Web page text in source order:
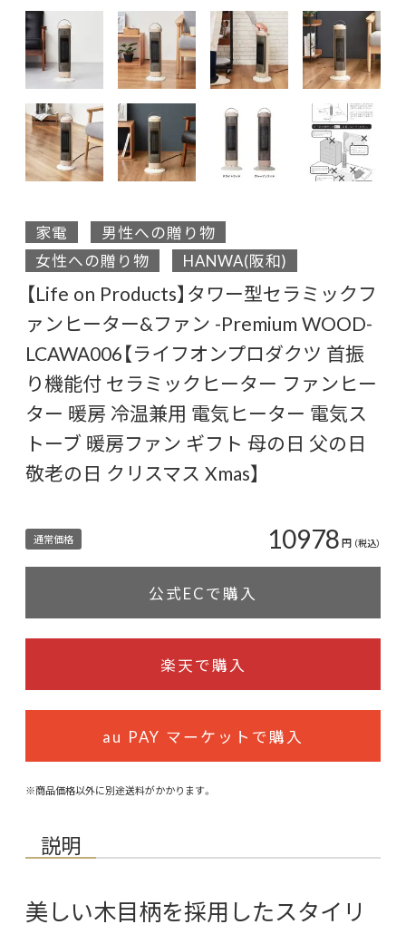
家電
男性への贈り物
女性への贈り物
HANWA(阪和)
【Life on Products】タワー型セラミックフ
ァンヒーター&ファン -Premium WOOD-
LCAWA006【ライフオンプロダクツ 首振
り機能付 セラミックヒーター ファンヒー
ター 暖房 冷温兼用 電気ヒーター 電気ス
トーブ 暖房ファン ギフト 母の日 父の日
敬老の日 クリスマス Xmas】
通常価格 10978円 （税込）
公式ECで購入
楽天で購入
au PAY マーケットで購入
※商品価格以外に別途送料がかかります。
説明
美しい木目柄を採用したスタイリ